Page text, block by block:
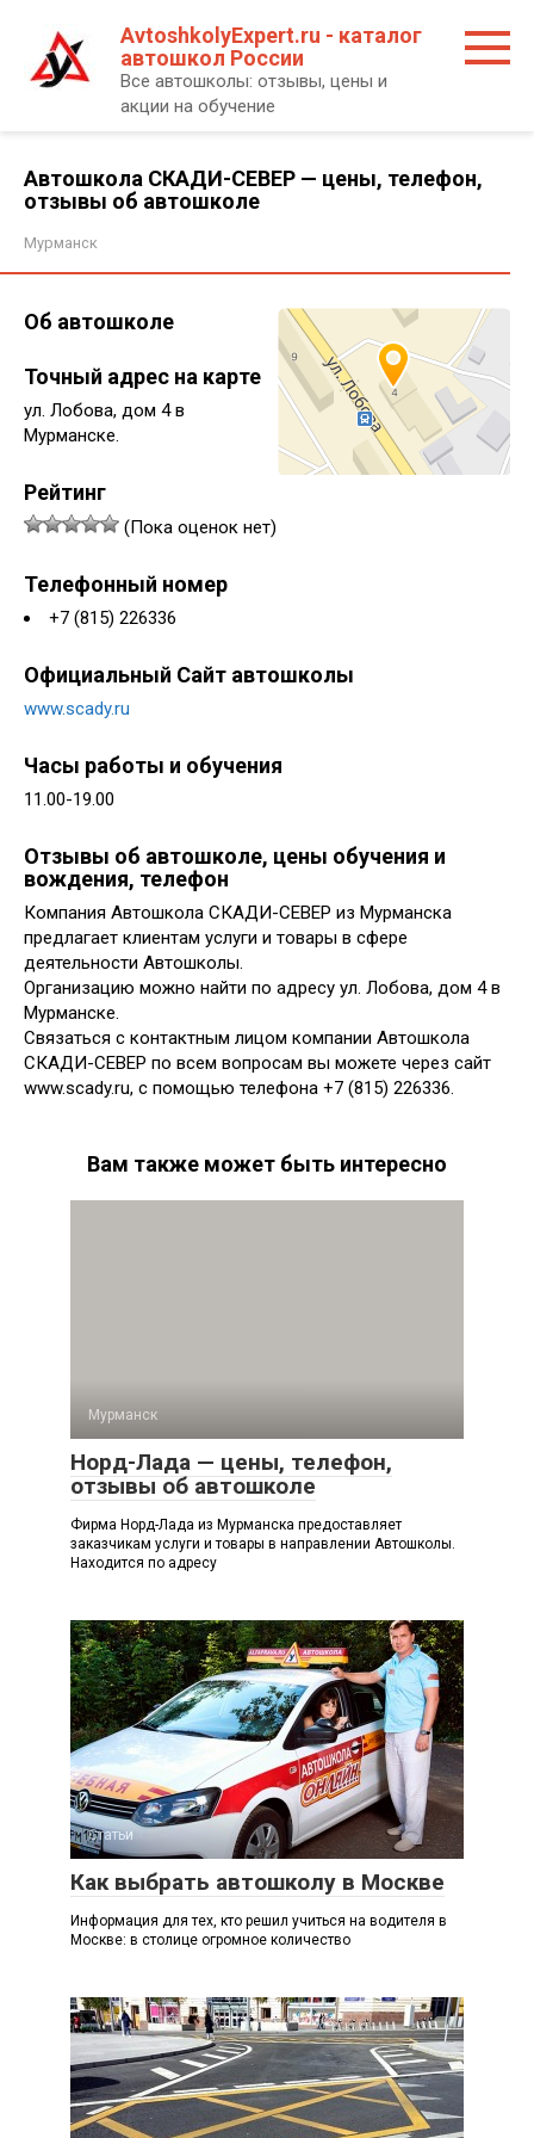
контенту
AvtoshkolyExpert.ru - каталог
автошкол России
Все автошколы: отзывы, цены и
акции на обучение
Автошкола СКАДИ-СЕВЕР — цены, телефон,
отзывы об автошколе
Мурманск
Об автошколе
Точный адрес на карте
ул. Лобова, дом 4 в
Мурманске.
Рейтинг
(Пока оценок нет)
Телефонный номер
+7 (815) 226336
Официальный Сайт автошколы
www.scady.ru
Часы работы и обучения
11.00-19.00
Отзывы об автошколе, цены обучения и
вождения, телефон
Компания Автошкола СКАДИ-СЕВЕР из Мурманска
предлагает клиентам услуги и товары в сфере
деятельности Автошколы.
Организацию можно найти по адресу ул. Лобова, дом 4 в
Мурманске.
Связаться с контактным лицом компании Автошкола
СКАДИ-СЕВЕР по всем вопросам вы можете через сайт
www.scady.ru, с помощью телефона +7 (815) 226336.
Вам также может быть интересно
Мурманск
Норд-Лада — цены, телефон,
отзывы об автошколе
Фирма Норд-Лада из Мурманска предоставляет
заказчикам услуги и товары в направлении Автошколы.
Находится по адресу
Статьи
Как выбрать автошколу в Москве
Информация для тех, кто решил учиться на водителя в
Москве: в столице огромное количество